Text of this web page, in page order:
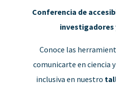
Conferencia de
investigadores
Conoce las
comunicarte en ciencia
inclusiva en nuestro